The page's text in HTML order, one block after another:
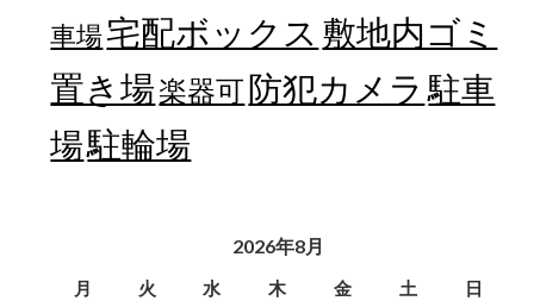
車場宅配ボックス 敷地内ゴミ
置き場楽器可防犯カメラ 駐車
場駐輪場
2026年8月
月 火 水 木 金 土
日